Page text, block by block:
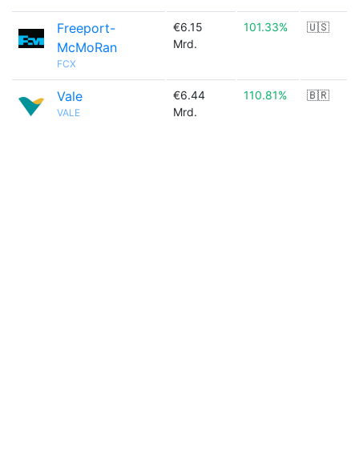
Freeport-
McMoRan
FCX
€6.15
Mrd.
101.33% 🇺🇸
Vale
VALE
€6.44
Mrd.
110.81% 🇧🇷